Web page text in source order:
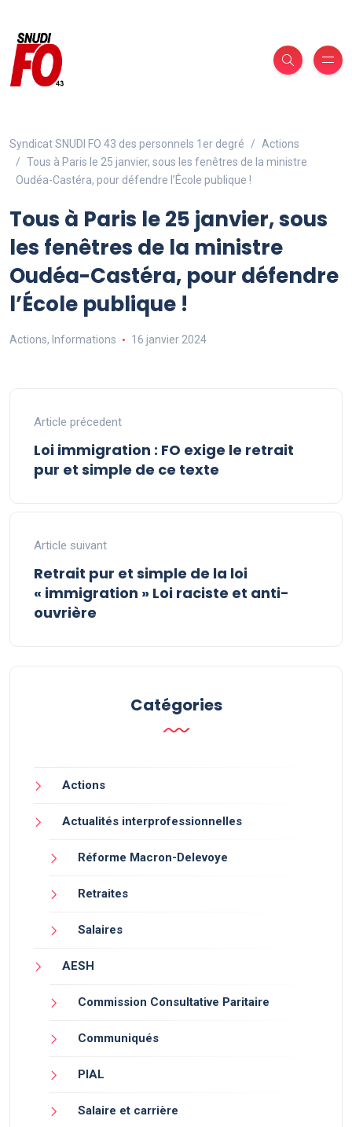
Syndicat SNUDI FO 43 des personnels 1er degré
Actions
Tous à Paris le 25 janvier, sous les fenêtres de la ministre
Oudéa-Castéra, pour défendre l’École publique !
Tous à Paris le 25 janvier, sous
les fenêtres de la ministre
Oudéa-Castéra, pour défendre
l’École publique !
Actions, Informations 16 janvier 2024
Article précedent
Loi immigration : FO exige le retrait
pur et simple de ce texte
Article suivant
Retrait pur et simple de la loi
« immigration » Loi raciste et anti-
ouvrière
Catégories
Actions
Actualités interprofessionnelles
Réforme Macron-Delevoye
Retraites
Salaires
AESH
Commission Consultative Paritaire
Communiqués
PIAL
Salaire et carrière